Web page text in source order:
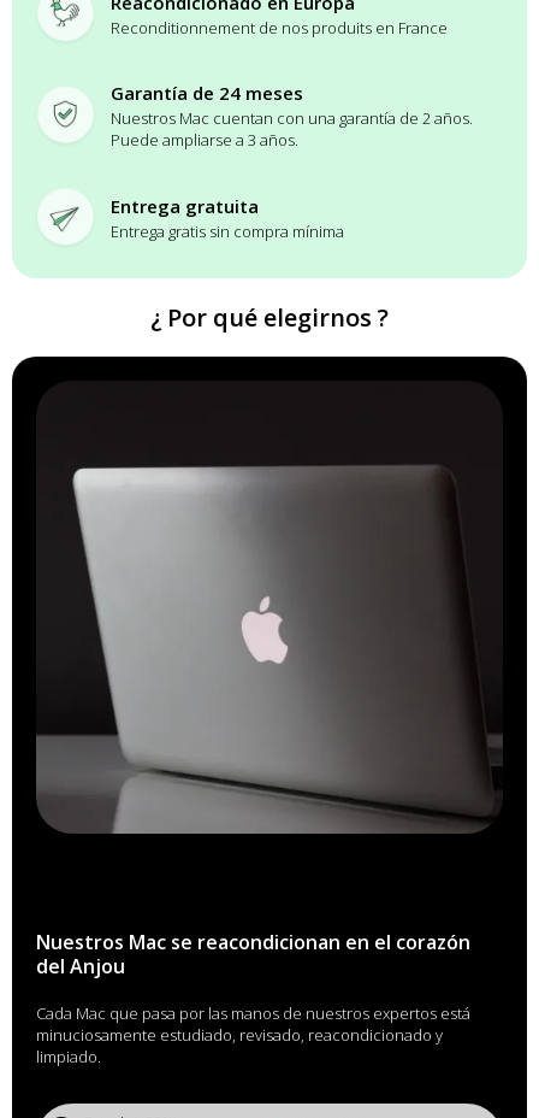
Reconditionnement de nos produits en France
Garantía de 24 meses
Nuestros Mac cuentan con una garantía de 2 años.
Puede ampliarse a 3 años.
Entrega gratuita
Entrega gratis sin compra mínima
¿ Por qué elegirnos ?
Nuestros Mac se reacondicionan en el corazón
del Anjou
Cada Mac que pasa por las manos de nuestros expertos está
minuciosamente estudiado, revisado, reacondicionado y
limpiado.